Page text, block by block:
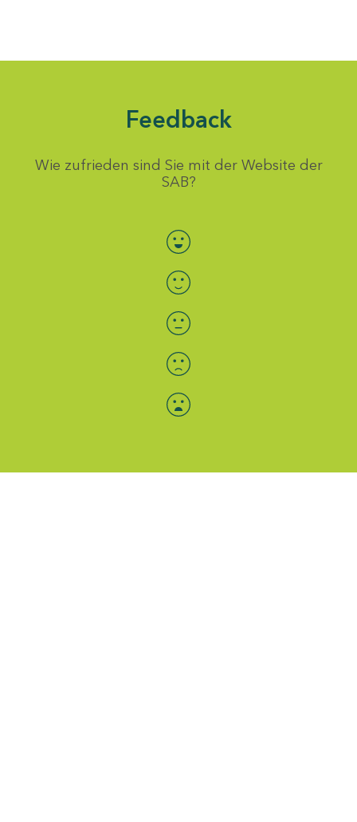
Feedback
Wie zufrieden sind Sie mit der Website der
SAB?
Bewertung auswählen